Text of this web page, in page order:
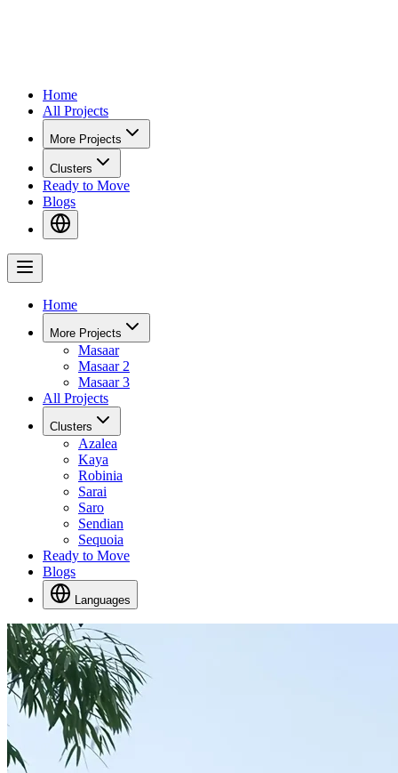
Home
All Projects
More Projects
Clusters
Ready to Move
Blogs
Home
More Projects
Masaar
Masaar 2
Masaar 3
All Projects
Clusters
Azalea
Kaya
Robinia
Sarai
Saro
Sendian
Sequoia
Ready to Move
Blogs
Languages